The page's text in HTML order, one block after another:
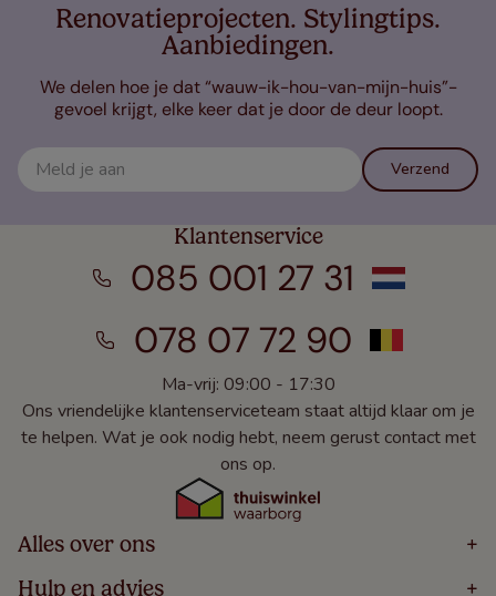
Renovatieprojecten. Stylingtips.
Aanbiedingen.
We delen hoe je dat “wauw-ik-hou-van-mijn-huis”-
gevoel krijgt, elke keer dat je door de deur loopt.
Verzend
Klantenservice
085 001 27 31
078 07 72 90
Ma-vrij: 09:00 - 17:30
Ons vriendelijke klantenserviceteam staat altijd klaar om je
te helpen. Wat je ook nodig hebt, neem gerust contact met
ons op.
Alles over ons +
Home
Hulp en advies +